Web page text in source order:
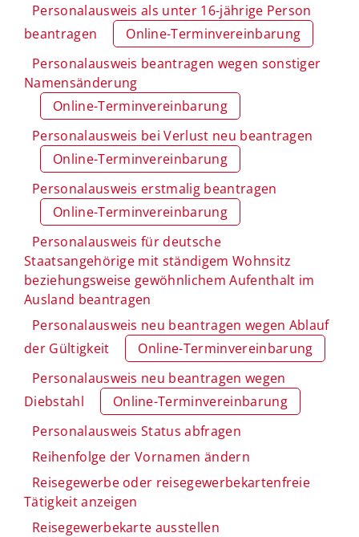
Personalausweis als unter 16-jährige Person
beantragen
Online-Terminvereinbarung
Personalausweis beantragen wegen sonstiger
Namensänderung
Online-Terminvereinbarung
Personalausweis bei Verlust neu beantragen
Online-Terminvereinbarung
Personalausweis erstmalig beantragen
Online-Terminvereinbarung
Personalausweis für deutsche
Staatsangehörige mit ständigem Wohnsitz
beziehungsweise gewöhnlichem Aufenthalt im
Ausland beantragen
Personalausweis neu beantragen wegen Ablauf
der Gültigkeit
Online-Terminvereinbarung
Personalausweis neu beantragen wegen
Diebstahl
Online-Terminvereinbarung
Personalausweis Status abfragen
Reihenfolge der Vornamen ändern
Reisegewerbe oder reisegewerbekartenfreie
Tätigkeit anzeigen
Reisegewerbekarte ausstellen